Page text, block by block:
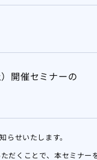
開催セミナーの
せいたします。
だくことで、本セミナー